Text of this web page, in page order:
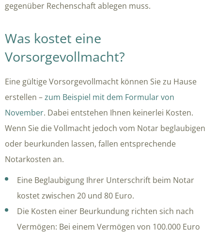
gegenüber Rechenschaft ablegen muss.
Was kostet eine
Vorsorgevollmacht?
Eine gültige Vorsorgevollmacht können Sie zu Hause
erstellen –zum Beispiel mit dem Formular von
November. Dabei entstehen Ihnen keinerlei Kosten.
Wenn Sie die Vollmacht jedoch vom Notar beglaubigen
oder beurkunden lassen, fallen entsprechende
Notarkosten an.
Eine Beglaubigung Ihrer Unterschrift beim Notar
kostet zwischen 20 und 80 Euro.
Die Kosten einer Beurkundung richten sich nach
Vermögen: Bei einem Vermögen von 100.000 Euro